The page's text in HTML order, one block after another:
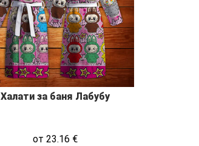
Халати за баня Лабубу
от 23.16 €